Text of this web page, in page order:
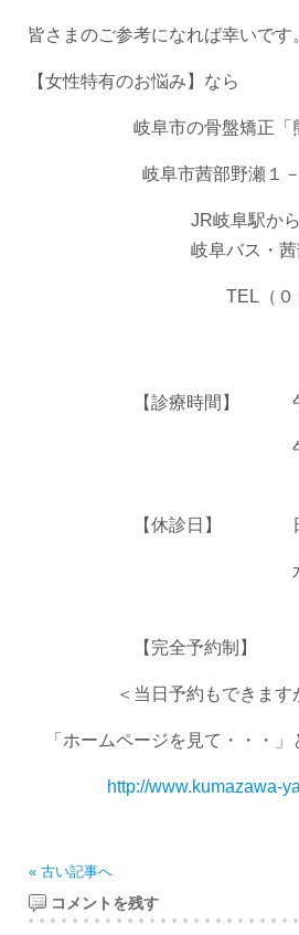
皆さまのご参考になれば幸いです
【女性特有のお悩み】なら
岐阜市の骨盤矯正「熊
岐阜市茜部野瀬１－
JR岐阜駅から車
岐阜バス・茜部神清寺
TEL（０５８－２
【診療時間】 午前９
午後４：００
【休診日】 日
水曜 ・ 土
【完全予約制】
＜当日予約もできますが、
「ホームページを見て・・・」
http://www.kumazawa-
« 古い記事へ
コメントを残す